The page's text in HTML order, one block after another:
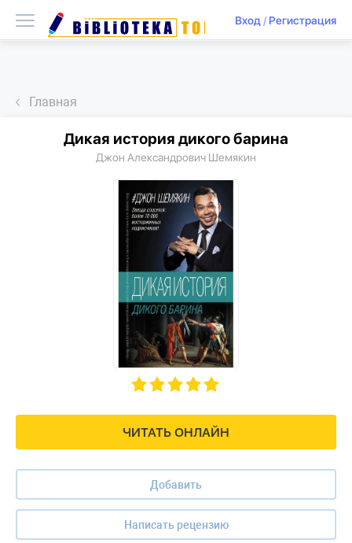
Вход/ Регистрация
Главная
ЧИТАТЬ ОНЛАЙН
Добавить
Написать рецензию
Дикая история дикого барина
Джон Александрович Шемякин